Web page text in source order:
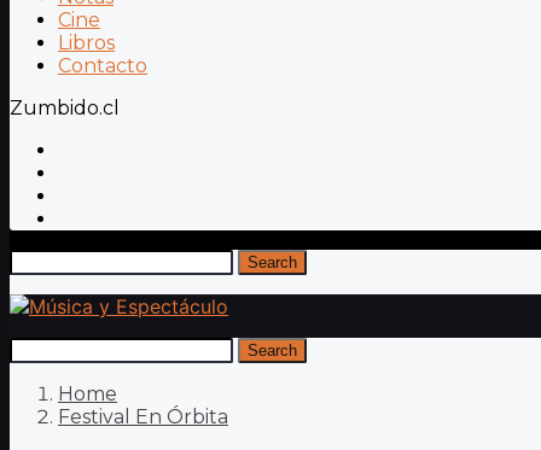
Cine
Libros
Contacto
Zumbido.cl
Search
Search
Home
Festival En Órbita